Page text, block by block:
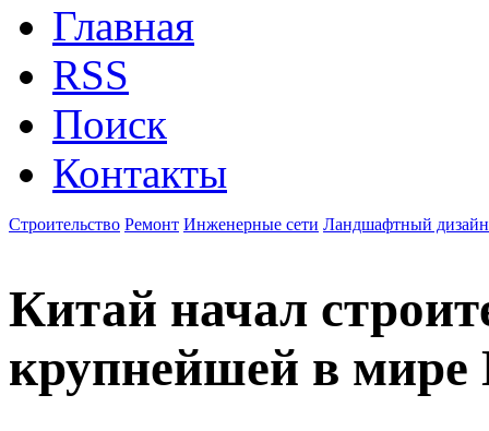
Главная
RSS
Поиск
Контакты
Строительство Ремонт Инженерные сети Ландшафтный дизайн
Китай начал
крупнейшей в